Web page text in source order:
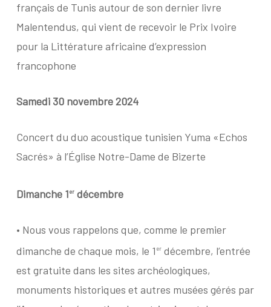
français de Tunis autour de son dernier livre
Malentendus, qui vient de recevoir le Prix Ivoire
pour la Littérature africaine d’expression
francophone
Samedi 30 novembre 2024
Concert du duo acoustique tunisien Yuma «Echos
Sacrés» à l’Église Notre-Dame de Bizerte
Dimanche 1erdécembre
• Nous vous rappelons que, comme le premier
dimanche de chaque mois, le 1 erdécembre, l’entrée
est gratuite dans les sites archéologiques,
monuments historiques et autres musées gérés par